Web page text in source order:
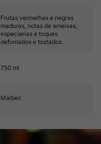
Frutas vermelhas e negras
maduras, notas de ameixas,
especiarias e toques
defumados e tostados.
750 ml
Malbec